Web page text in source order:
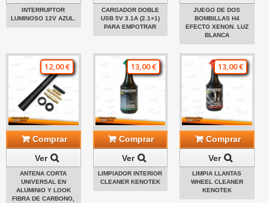
INTERRUPTOR
LUMINOSO 12V AZUL.
CARGADOR DOBLE
USB 5V 3.1A (2.1+1)
PARA EMPOTRAR
JUEGO DE DOS
BOMBILLAS H4
EFECTO XENON. LUZ
BLANCA
12,00 €
Comprar
Ver
ANTENA CORTA
UNIVERSAL EN
ALUMINIO Y LOOK
FIBRA DE CARBONO,
13,00 €
Comprar
Ver
LIMPIADOR INTERIOR
CLEANER KENOTEK
13,00 €
Comprar
Ver
LIMPIA LLANTAS
WHEEL CLEANER
KENOTEK